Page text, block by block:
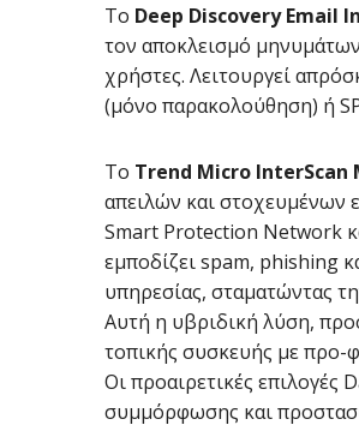
Το Deep Discovery Email
τον αποκλεισμό
χρήστες. Λειτουργεί
(μόνο παρακολούθηση) ή
Το Trend Micro InterScan
απειλών και στοχευμένων
Smart Protection Network
εμποδίζει spam, phishing
υπηρεσίας, σταματώντας
Αυτή η υβριδική λύση,
τοπικής συσκευής με προ-
Οι προαιρετικές
συμμόρφωσης και